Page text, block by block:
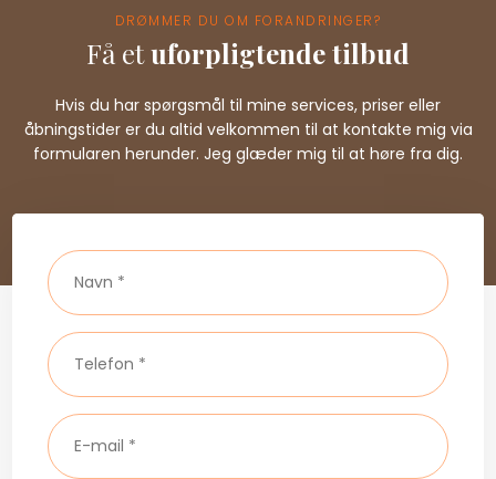
DRØMMER DU OM FORANDRINGER?
Få etuforpligtende tilbud
Hvis du har spørgsmål til mine services, priser eller
åbningstider er du altid velkommen til at kontakte mig via
formularen herunder. Jeg glæder mig til at høre fra dig.